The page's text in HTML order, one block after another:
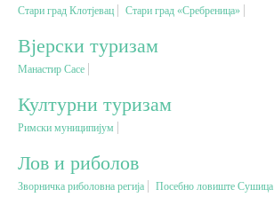
Вјерски туризам
Авантура
Еко туризам
Културни туризам
Стари град Клотјевац
Стари град «Сребреница»
Вјерски туризам
Манастир Сасе
Културни туризам
Римски муниципијум
Лов и риболов
Зворничка риболовна регија Посебно ловиште Сушица